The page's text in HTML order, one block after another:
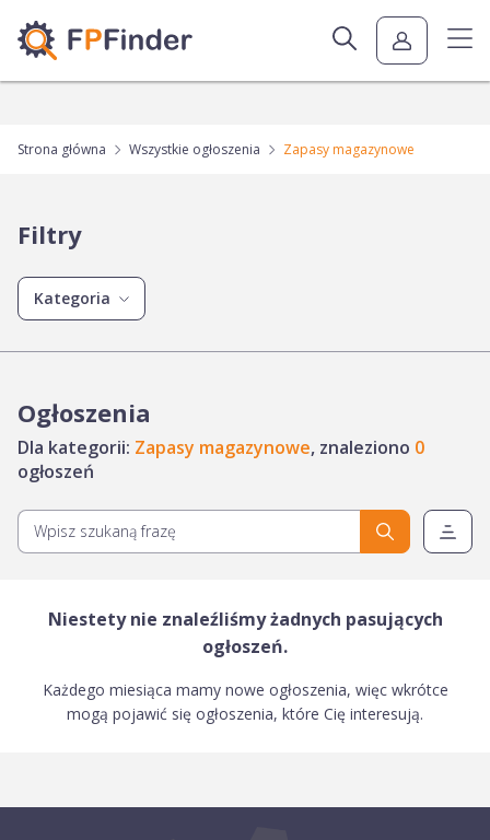
Strona główna Wszystkie ogłoszenia Zapasy magazynowe
Filtry
Kategoria
Ogłoszenia
Dla kategorii: Zapasy magazynowe, znaleziono 0
ogłoszeń
Niestety nie znaleźliśmy żadnych pasujących
ogłoszeń.
Każdego miesiąca mamy nowe ogłoszenia, więc wkrótce
mogą pojawić się ogłoszenia, które Cię interesują.